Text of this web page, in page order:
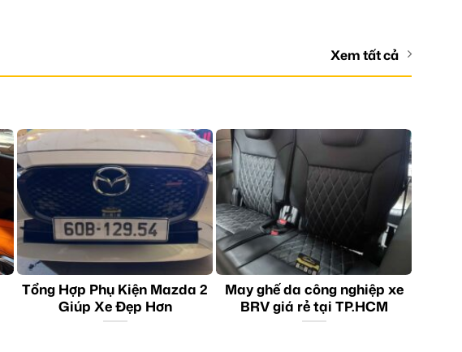
Xem tất cả
Tổng Hợp Phụ Kiện Mazda 2
Giúp Xe Đẹp Hơn
May ghế da công nghiệp xe
BRV giá rẻ tại TP.HCM